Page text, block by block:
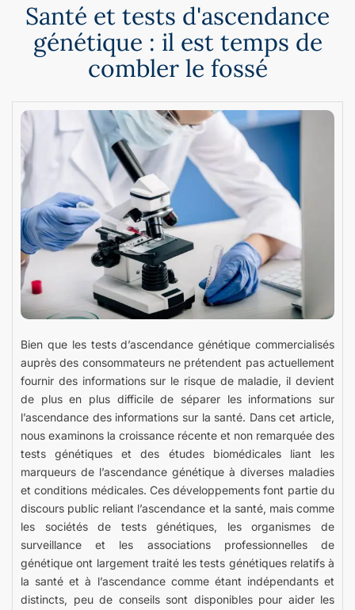
Santé et tests d'ascendance
génétique : il est temps de
combler le fossé
Bien que les tests d’ascendance génétique commercialisés
auprès des consommateurs ne prétendent pas actuellement
fournir des informations sur le risque de maladie, il devient
de plus en plus difficile de séparer les informations sur
l’ascendance des informations sur la santé. Dans cet article,
nous examinons la croissance récente et non remarquée des
tests génétiques et des études biomédicales liant les
marqueurs de l’ascendance génétique à diverses maladies
et conditions médicales. Ces développements font partie du
discours public reliant l’ascendance et la santé, mais comme
les sociétés de tests génétiques, les organismes de
surveillance et les associations professionnelles de
génétique ont largement traité les tests génétiques relatifs à
la santé et à l’ascendance comme étant indépendants et
distincts, peu de conseils sont disponibles pour aider les